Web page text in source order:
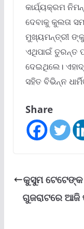
କାର୍ଯ୍ୟକ୍ରମ
ଦେବାକୁ କୁଲତା
ମୁଖ୍ୟମନ୍ତ୍ରୀ
ଏଥିପାଇଁ ତୁରନ୍ତ
ଦେଇଥିଲେ।
ସହିତ ବିଭିନ୍ନ
Share
କୁସୁମ ଟେଟେଙ୍କ
ଗୁଜରାଟରେ ଆଜି